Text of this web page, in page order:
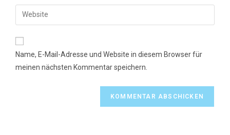
zum
Kommentieren
ein
E-
Mail-
zum
Kommentieren
ein
Gib
deine
Website-
Name, E-Mail-Adresse und Website in diesem Browser für
meinen nächsten Kommentar speichern.